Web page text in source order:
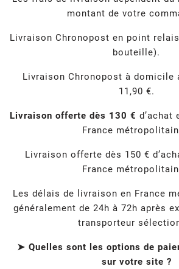
montant de votre
Livraison Chronopost en point
bouteille).
Livraison Chronopost à domicile
11,90 €.
Livraison offerte dès 130 € d’achat
France
Livraison offerte dès 150 €
France
Les délais de livraison en France
généralement de 24h à 72h après
transporteur
➤ Quelles sont les options de
sur votre site ?